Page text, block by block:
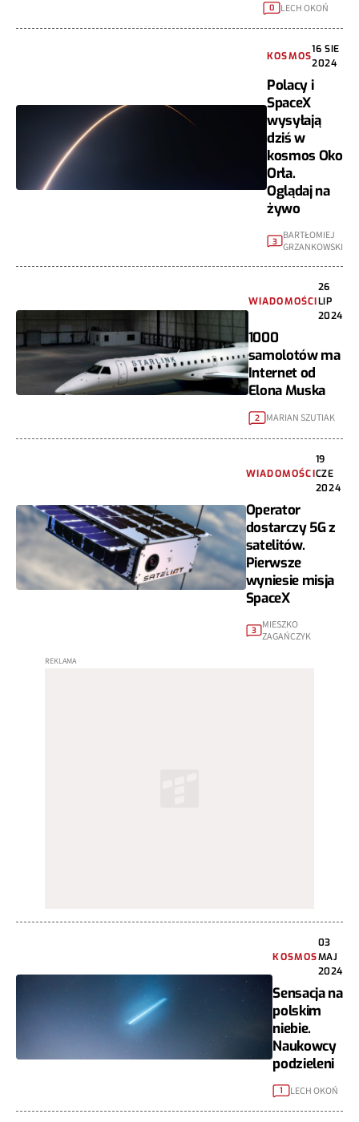
0 LECH OKOŃ
KOSMOS
16 SIE
2024
Polacy i
SpaceX
wysyłają
dziś w
kosmos Oko
Orła.
Oglądaj na
żywo
3
BARTŁOMIEJ
GRZANKOWSKI
WIADOMOŚCI
26
LIP
2024
1000
samolotów ma
Internet od
Elona Muska
2 MARIAN SZUTIAK
WIADOMOŚCI
19
CZE
2024
Operator
dostarczy 5G z
satelitów.
Pierwsze
wyniesie misja
SpaceX
3
MIESZKO
ZAGAŃCZYK
KOSMOS
03
MAJ
2024
Sensacja na
polskim
niebie.
Naukowcy
podzieleni
1 LECH OKOŃ